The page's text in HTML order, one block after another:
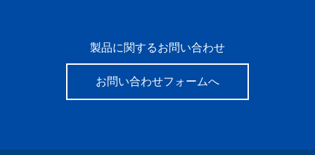
製品に関するお問い合わせ
お問い合わせフォームへ